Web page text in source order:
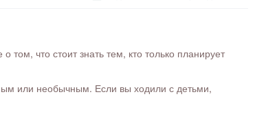
что стоит знать тем, кто только планирует
или необычным. Если вы ходили с детьми,